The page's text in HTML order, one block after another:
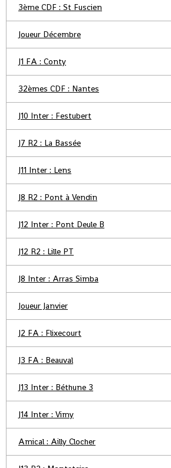
3ème CDF : St Fuscien
Joueur Décembre
J1 FA : Conty
32èmes CDF : Nantes
J10 Inter : Festubert
J7 R2 : La Bassée
J11 Inter : Lens
J8 R2 : Pont à Vendin
J12 Inter : Pont Deule B
J12 R2 : Lille PT
J8 Inter : Arras Simba
Joueur Janvier
J2 FA : Flixecourt
J3 FA : Beauval
J13 Inter : Béthune 3
J14 Inter : Vimy
Amical : Ailly Clocher